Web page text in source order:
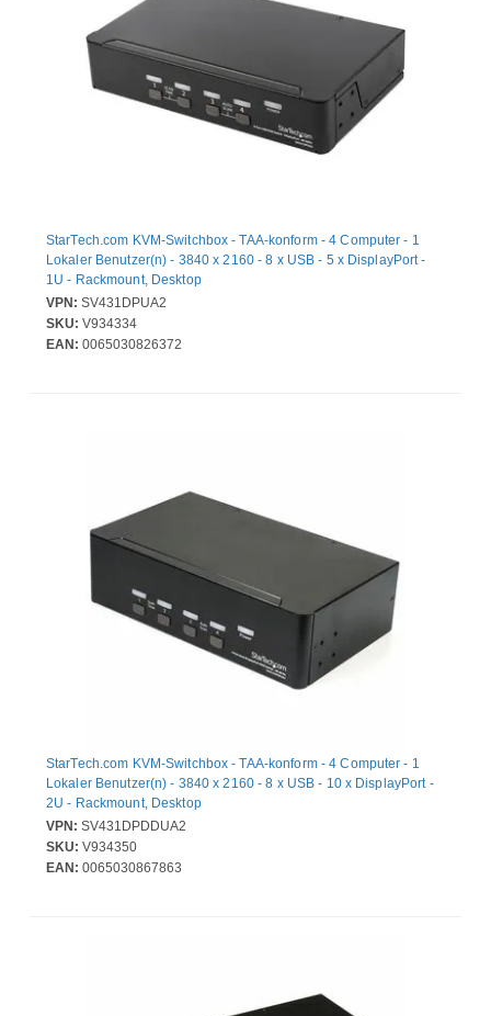
StarTech.com KVM-Switchbox - TAA-konform - 4 Computer - 1
Lokaler Benutzer(n) - 3840 x 2160 - 8 x USB - 5 x DisplayPort -
1U - Rackmount, Desktop
VPN: SV431DPUA2
SKU: V934334
EAN: 0065030826372
StarTech.com KVM-Switchbox - TAA-konform - 4 Computer - 1
Lokaler Benutzer(n) - 3840 x 2160 - 8 x USB - 10 x DisplayPort -
2U - Rackmount, Desktop
VPN: SV431DPDDUA2
SKU: V934350
EAN: 0065030867863